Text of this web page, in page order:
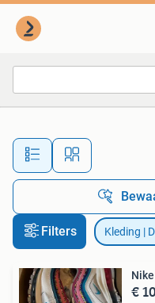
Alle
Filters Kleding |
€